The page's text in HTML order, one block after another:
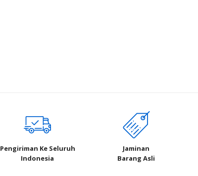
Pengiriman Ke Seluruh
Indonesia
Jaminan
Barang Asli